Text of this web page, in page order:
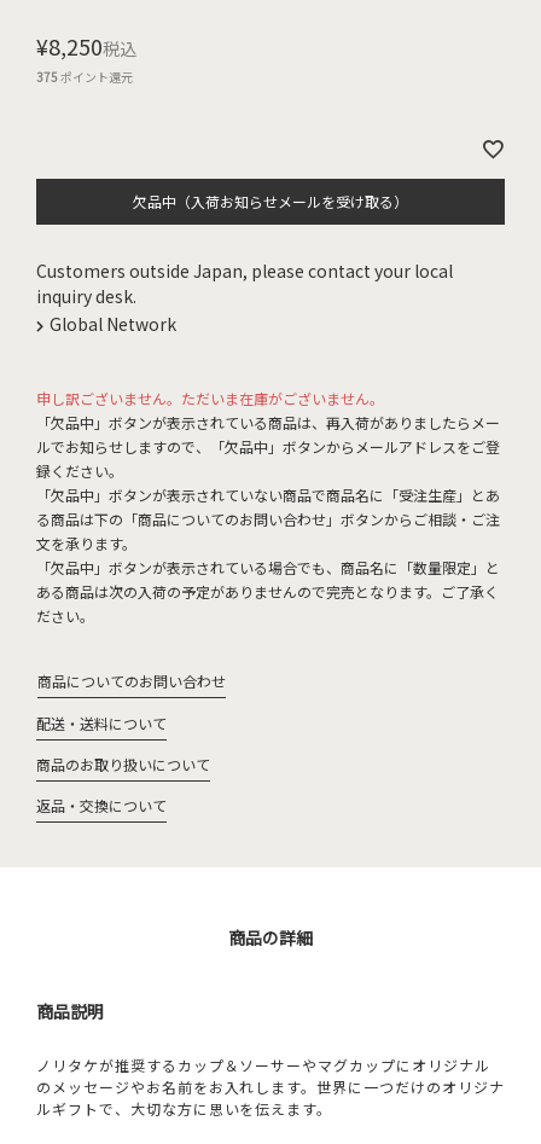
¥8,250税込
375ポイント還元
欠品中（入荷お知らせメールを受け取る）
Customers outside Japan, please contact your local
inquiry desk.
Global Network
申し訳ございません。ただいま在庫がございません。
「欠品中」ボタンが表示されている商品は、再入荷がありましたらメー
ルでお知らせしますので、「欠品中」ボタンからメールアドレスをご登
録ください。
「欠品中」ボタンが表示されていない商品で商品名に「受注生産」とあ
る商品は下の「商品についてのお問い合わせ」ボタンからご相談・ご注
文を承ります。
「欠品中」ボタンが表示されている場合でも、商品名に「数量限定」と
ある商品は次の入荷の予定がありませんので完売となります。ご了承く
ださい。
商品についてのお問い合わせ
配送・送料について
商品のお取り扱いについて
返品・交換について
商品の詳細
商品説明
ノリタケが推奨するカップ＆ソーサーやマグカップにオリジナル
のメッセージやお名前をお入れします。世界に一つだけのオリジナ
ルギフトで、大切な方に思いを伝えます。